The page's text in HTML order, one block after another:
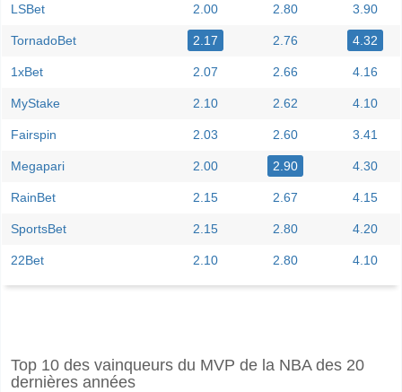
LSBet 2.00 2.80 3.90
TornadoBet 2.17 2.76 4.32
1xBet 2.07 2.66 4.16
MyStake 2.10 2.62 4.10
Fairspin 2.03 2.60 3.41
Megapari 2.00 2.90 4.30
RainBet 2.15 2.67 4.15
SportsBet 2.15 2.80 4.20
22Bet 2.10 2.80 4.10
Le match entre Temperley v CA Guemes 14 June 2026 20:00.
Top 10 des vainqueurs du MVP de la NBA des 20
dernières années